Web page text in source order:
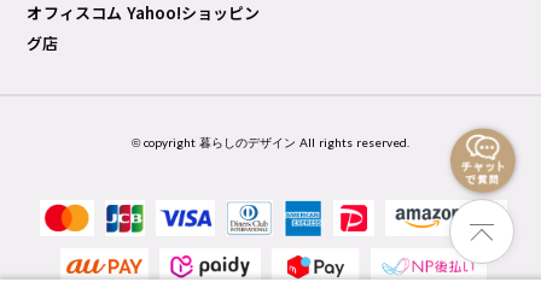
オフィスコム Yahoo!ショッピン
グ店
© copyright 暮らしのデザイン All rights reserved.